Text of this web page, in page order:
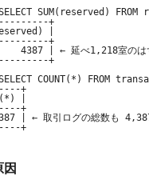
SUM(reserved)
+
|
+
| ← 延べ1,218室のはず
+
COUNT(*) FROM
+
|
+
| ← 取引ログの総数も